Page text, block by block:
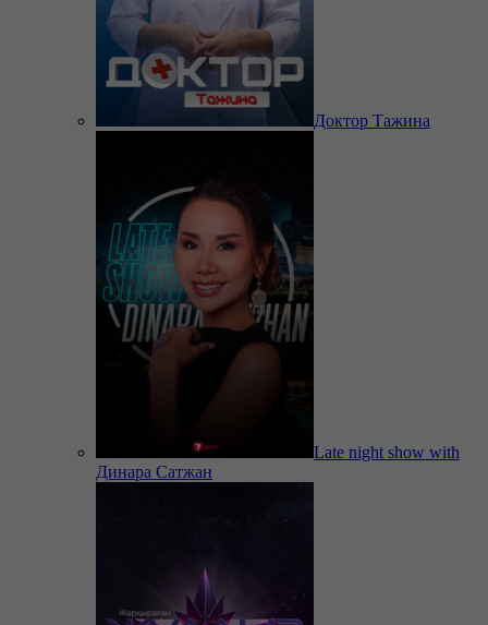
Доктор Тажина
Late night show with
Динара Сатжан